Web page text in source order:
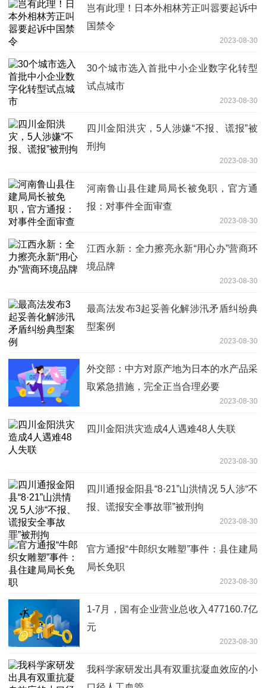
岂有此理！日本外相林芳正叫嚣要起诉中
国禁令
2023-08-30
30个城市选入首批中小企业数字化转型
试点城市
2023-08-30
四川金阳洪灾，5人涉嫌“不报、谎报”被
刑拘
2023-08-30
河南鲁山县住建局局长被免职，官方通
报：对事件全面审查
2023-08-30
江西永新：全力擦亮永新“用心办”营商环
境品牌
2023-08-30
最高法发布3起妥善化解涉汛矛盾纠纷典
型案例
2023-08-30
外交部：中方对原产地为日本的水产品采
取紧急措施，完全正当合理必要
2023-08-30
四川金阳洪灾造成4人遇难48人失联
2023-08-30
四川通报金阳县“8·21”山洪情况 5人涉“不
报、谎报安全事故罪”被刑拘
2023-08-30
官方通报“牛郎织女雕塑”事件：县住建局
局长免职
2023-08-30
1-7月，国有企业营业总收入477160.7亿
元
2023-08-30
我科学家研发出具有双重抗凝血效应的小